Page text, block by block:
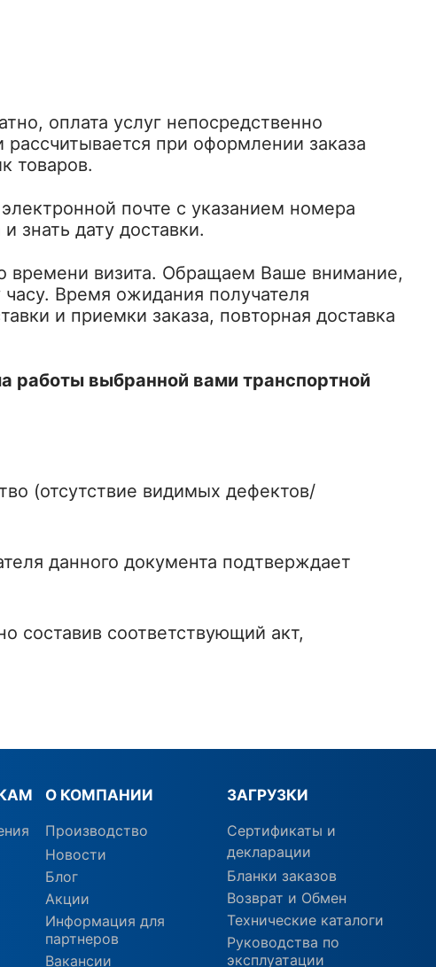
оплата услуг непосредственно
при оформлении заказа
товаров.
почте с указанием номера
знать дату доставки.
времени визита. Обращаем Ваше внимание,
Время ожидания получателя
и приемки заказа, повторная доставка
работы выбранной вами транспортной
(отсутствие видимых дефектов/
данного документа подтверждает
составив соответствующий акт,
О КОМПАНИИ
Производство
Новости
Блог
Акции
Информация для
партнеров
Вакансии
ЗАГРУЗКИ
Сертификаты и
декларации
Бланки заказов
Возврат и Обмен
Технические каталоги
Руководства по
эксплуатации